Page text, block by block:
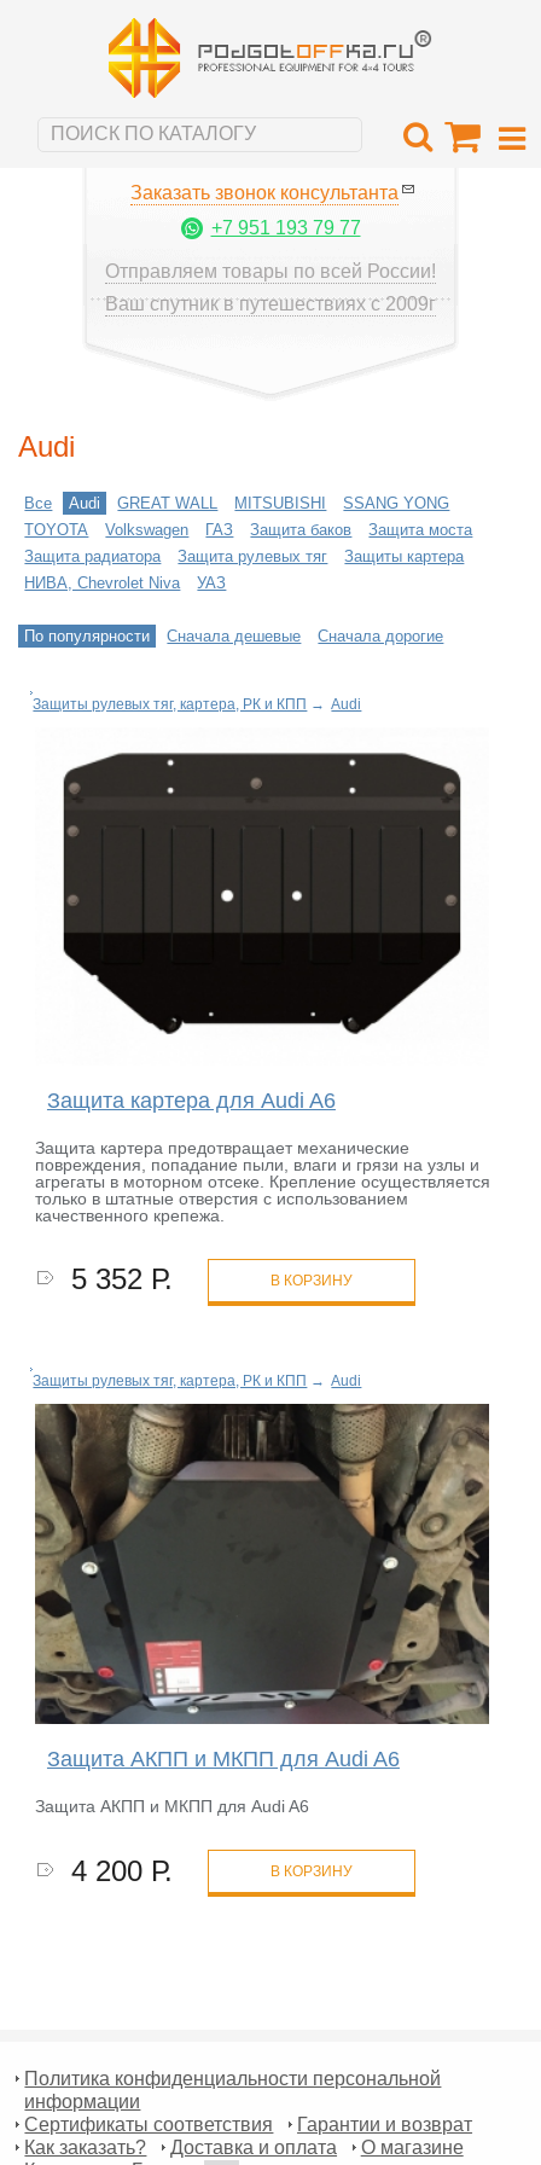
Заказать звонок консультанта
+7 951 193 79 77
Отправляем товары по всей России!
Ваш спутник в путешествиях с 2009г
Audi
Все Audi GREAT WALL MITSUBISHI
SSANG YONG
TOYOTA
Volkswagen ГАЗ Защита баков
Защита моста
Защита радиатора
Защита рулевых тяг
Защиты картера
НИВА, Chevrolet Niva
УАЗ
По популярности Сначала дешевые Сначала дорогие
Защиты рулевых тяг, картера, РК и КПП → Audi
Защита картера для Audi A6
Защита картера предотвращает механические
повреждения, попадание пыли, влаги и грязи на узлы и
агрегаты в моторном отсеке. Крепление осуществляется
только в штатные отверстия с использованием
качественного крепежа.
5 352 Р. В КОРЗИНУ
Защиты рулевых тяг, картера, РК и КПП → Audi
Защита АКПП и МКПП для Audi A6
Защита АКПП и МКПП для Audi A6
4 200 Р. В КОРЗИНУ
Политика конфиденциальности персональной
информации
Сертификаты соответствия
Гарантии и возврат
Как заказать?
Доставка и оплата
О магазине